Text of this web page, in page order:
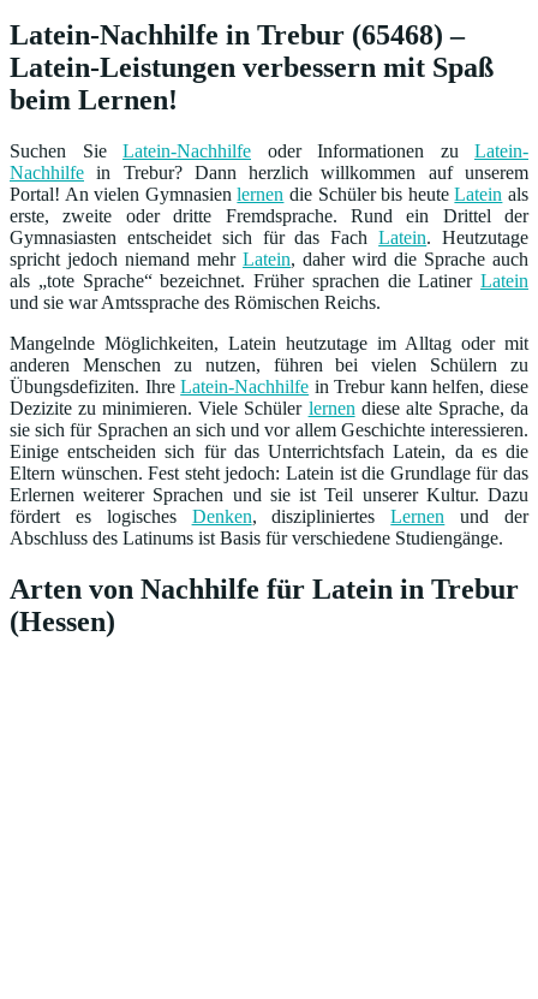
Latein-Nachhilfe in Trebur (65468) –
Latein-Leistungen verbessern mit Spaß
beim Lernen!
Suchen Sie Latein-Nachhilfe oder Informationen zu Latein-
Nachhilfe in Trebur? Dann herzlich willkommen auf unserem
Portal! An vielen Gymnasienlernen die Schüler bis heuteLatein als
erste, zweite oder dritte Fremdsprache. Rund ein Drittel der
Gymnasiasten entscheidet sich für das FachLatein. Heutzutage
spricht jedoch niemand mehr Latein, daher wird die Sprache auch
als „tote Sprache“ bezeichnet. Früher sprachen die Latiner Latein
und sie war Amtssprache des Römischen Reichs.
Mangelnde Möglichkeiten, Latein heutzutage im Alltag oder mit
anderen Menschen zu nutzen, führen bei vielen Schülern zu
Übungsdefiziten. IhreLatein-Nachhilfe in Trebur kann helfen, diese
Dezizite zu minimieren. Viele Schüler lernen diese alte Sprache, da
sie sich für Sprachen an sich und vor allem Geschichte interessieren.
Einige entscheiden sich für das Unterrichtsfach Latein, da es die
Eltern wünschen. Fest steht jedoch: Latein ist die Grundlage für das
Erlernen weiterer Sprachen und sie ist Teil unserer Kultur. Dazu
fördert es logisches Denken, diszipliniertesLernen und der
Abschluss des Latinums ist Basis für verschiedene Studiengänge.
Arten von Nachhilfe für Latein in Trebur
(Hessen)